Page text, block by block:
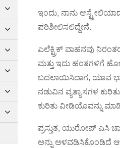
ಇಂದು, ನಾನು
ಪರಿಶೀಲಿಸಲಿದ್ದೇನೆ.
ಎಲೆಕ್ಟ್ರಿಕ್ ವಾಹನವು
ಮತ್ತು ಇದು ಹಂತಗಳಿಗೆ
ಬದಲಾಯಿಸಿದಾಗ, ಯಾವ
ನಡುವಿನ ವ್ಯತ್ಯಾಸಗಳ
ಕುರಿತು ವೀಡಿಯೊವನ್ನು
ಪ್ರಸ್ತುತ, ಯುರೋಪ್ ಎಸಿ
ಅನ್ನು ಅಳವಡಿಸಿಕೊಂಡಿದೆ